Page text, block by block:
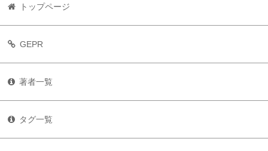
トップページ
GEPR
著者一覧
タグ一覧